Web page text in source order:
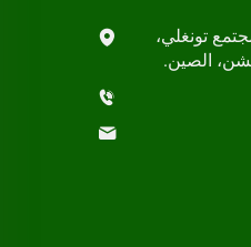
مجتمع تونغلي،
الصين.